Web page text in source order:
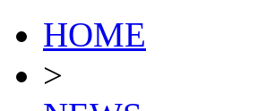
HOME
>